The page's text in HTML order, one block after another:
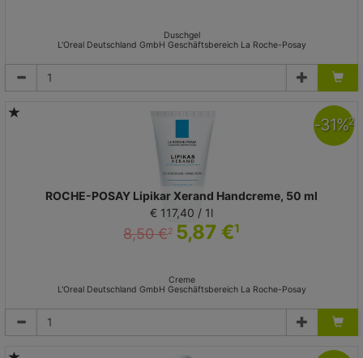
Duschgel
L'Oreal Deutschland GmbH Geschäftsbereich La Roche-Posay
ROCHE-POSAY Lipikar Xerand Handcreme, 50 ml
€ 117,40 / 1l
8,50 €2 5,87 €1
Creme
L'Oreal Deutschland GmbH Geschäftsbereich La Roche-Posay
-31%2